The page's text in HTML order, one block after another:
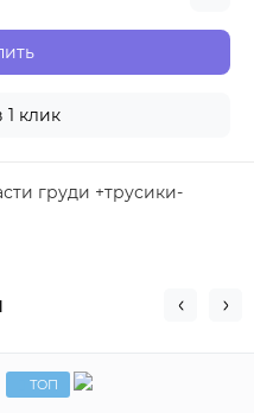
1 клик
груди +трусики-
ТОП